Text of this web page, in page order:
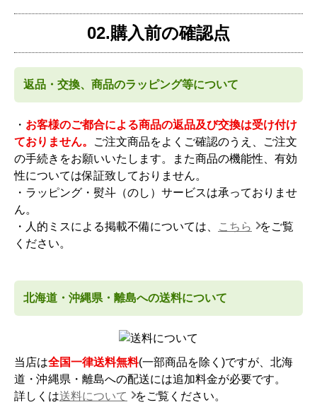
02.購入前の確認点
返品・交換、商品のラッピング等について
・ お客様のご都合による商品の返品及び交換は受け付け
ておりません。
ご注文商品をよくご確認のうえ、ご注文
の手続きをお願いいたします。また商品の機能性、有効
性については保証致しておりません。
・ラッピング・熨斗（のし）サービスは承っておりませ
ん。
・人的ミスによる掲載不備については、
こちら
をご覧
ください。
北海道・沖縄県・離島への送料について
当店は全国一律送料無料(一部商品を除く)ですが、北海
道・沖縄県・離島への配送には追加料金が必要です。
詳しくは送料について をご覧ください。